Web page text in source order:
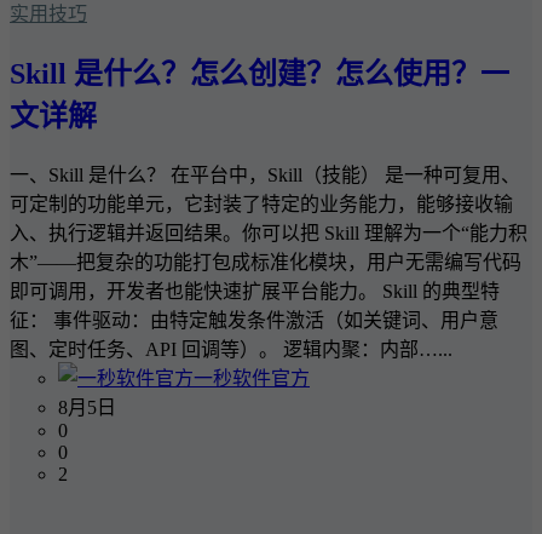
实用技巧
Skill 是什么？怎么创建？怎么使用？一
文详解
一、Skill 是什么？ 在平台中，Skill（技能） 是一种可复用、
可定制的功能单元，它封装了特定的业务能力，能够接收输
入、执行逻辑并返回结果。你可以把 Skill 理解为一个“能力积
木”——把复杂的功能打包成标准化模块，用户无需编写代码
即可调用，开发者也能快速扩展平台能力。 Skill 的典型特
征： 事件驱动：由特定触发条件激活（如关键词、用户意
图、定时任务、API 回调等）。 逻辑内聚：内部…...
一秒软件官方
8月5日
0
0
2